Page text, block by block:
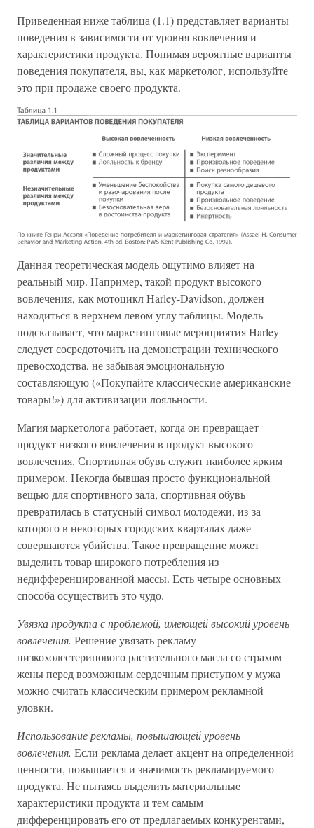
Приведенная ниже таблица (1.1) представляет варианты
поведения в зависимости от уровня вовлечения и
характеристики продукта. Понимая вероятные варианты
поведения покупателя, вы, как маркетолог, используйте
это при продаже своего продукта.
Данная теоретическая модель ощутимо влияет на
реальный мир. Например, такой продукт высокого
вовлечения, как мотоцикл Harley-Davidson, должен
находиться в верхнем левом углу таблицы. Модель
подсказывает, что маркетинговые мероприятия Harley
следует сосредоточить на демонстрации технического
превосходства, не забывая эмоциональную
составляющую («Покупайте классические американские
товары!») для активизации лояльности.
Магия маркетолога работает, когда он превращает
продукт низкого вовлечения в продукт высокого
вовлечения. Спортивная обувь служит наиболее ярким
примером. Некогда бывшая просто функциональной
вещью для спортивного зала, спортивная обувь
превратилась в статусный символ молодежи, из-за
которого в некоторых городских кварталах даже
совершаются убийства. Такое превращение может
выделить товар широкого потребления из
недифференцированной массы. Есть четыре основных
способа осуществить это чудо.
Увязка продукта с проблемой, имеющей высокий уровень
вовлечения. Решение увязать рекламу
низкохолестеринового растительного масла со страхом
жены перед возможным сердечным приступом у мужа
можно считать классическим примером рекламной
уловки.
Использование рекламы, повышающей уровень
вовлечения. Если реклама делает акцент на определенной
ценности, повышается и значимость рекламируемого
продукта. Не пытаясь выделить материальные
характеристики продукта и тем самым
дифференцировать его от предлагаемых конкурентами,